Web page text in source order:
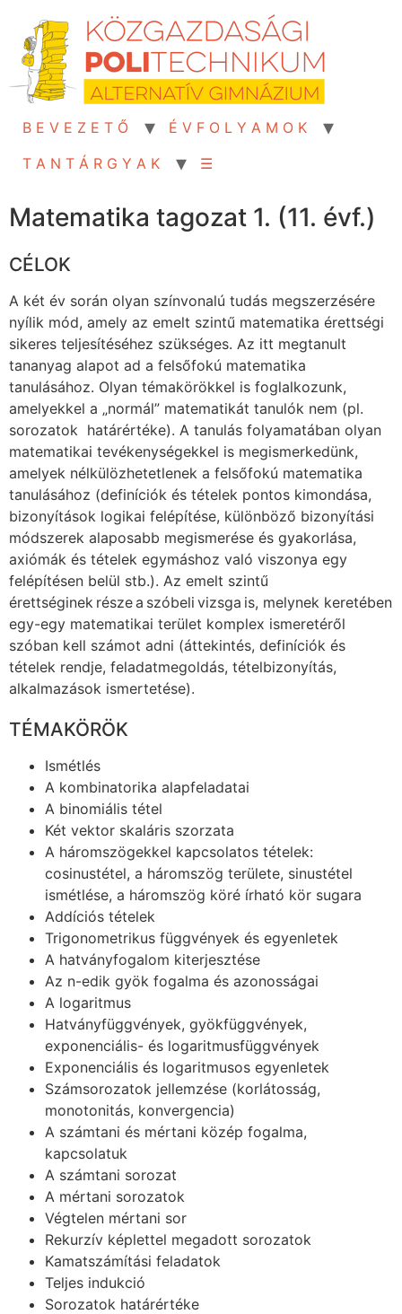
content
B E V E Z E T Ő
É V F O L Y A M O K
T A N T Á R G Y A K
☰
Matematika tagozat 1. (11. évf.)
CÉLOK
A két év során olyan színvonalú tudás megszerzésére
nyílik mód, amely az emelt szintű matematika érettségi
sikeres teljesítéséhez szükséges. Az itt megtanult
tananyag alapot ad a felsőfokú matematika
tanulásához. Olyan témakörökkel is foglalkozunk,
amelyekkel a „normál” matematikát tanulók nem (pl.
sorozatok határértéke). A tanulás folyamatában olyan
matematikai tevékenységekkel is megismerkedünk,
amelyek nélkülözhetetlenek a felsőfokú matematika
tanulásához (definíciók és tételek pontos kimondása,
bizonyítások logikai felépítése, különböző bizonyítási
módszerek alaposabb megismerése és gyakorlása,
axiómák és tételek egymáshoz való viszonya egy
felépítésen belül stb.). Az emelt szintű
érettséginek része a szóbeli vizsga is, melynek keretében
egy-egy matematikai terület komplex ismeretéről
szóban kell számot adni (áttekintés, definíciók és
tételek rendje, feladatmegoldás, tételbizonyítás,
alkalmazások ismertetése).
TÉMAKÖRÖK
Ismétlés
A kombinatorika alapfeladatai
A binomiális tétel
Két vektor skaláris szorzata
A háromszögekkel kapcsolatos tételek:
cosinustétel, a háromszög területe, sinustétel
ismétlése, a háromszög köré írható kör sugara
Addíciós tételek
Trigonometrikus függvények és egyenletek
A hatványfogalom kiterjesztése
Az n-edik gyök fogalma és azonosságai
A logaritmus
Hatványfüggvények, gyökfüggvények,
exponenciális- és logaritmusfüggvények
Exponenciális és logaritmusos egyenletek
Számsorozatok jellemzése (korlátosság,
monotonitás, konvergencia)
A számtani és mértani közép fogalma,
kapcsolatuk
A számtani sorozat
A mértani sorozatok
Végtelen mértani sor
Rekurzív képlettel megadott sorozatok
Kamatszámítási feladatok
Teljes indukció
Sorozatok határértéke